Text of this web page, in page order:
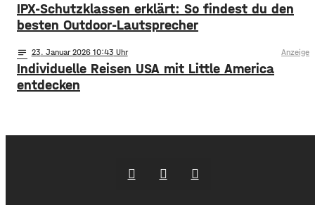
IPX-Schutzklassen erklärt: So findest du den
besten Outdoor-Lautsprecher
notes 23. Januar 2026 10:43 Anzeige
Individuelle Reisen USA mit Little America
entdecken